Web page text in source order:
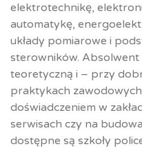
elektrotechnikę,
automatykę,
układy pomiarowe i
sterowników. Absolwent
teoretyczną i – przy
praktykach
doświadczeniem w
serwisach czy na
dostępne są szkoły